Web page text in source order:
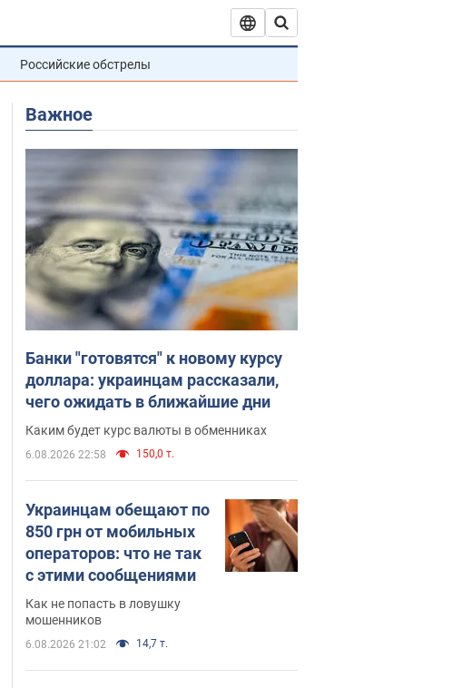
Российские обстрелы
Важное
Банки "готовятся" к новому курсу
доллара: украинцам рассказали,
чего ожидать в ближайшие дни
Каким будет курс валюты в обменниках
6.08.2026 22:58 150,0 т.
Украинцам обещают по
850 грн от мобильных
операторов: что не так
с этими сообщениями
Как не попасть в ловушку
мошенников
6.08.2026 21:02 14,7 т.